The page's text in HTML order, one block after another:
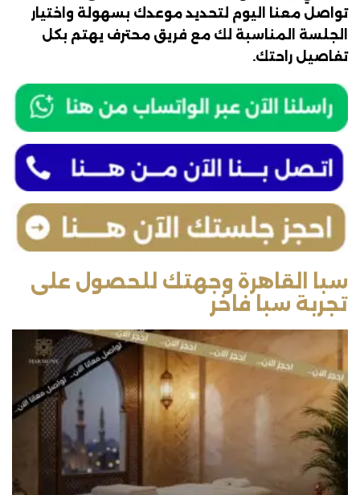
تواصل معنا اليوم لتحديد موعدك بسهولة واختيار
الجلسة المناسبة لك مع فريق محترف يهتم بكل
تفاصيل راحتك.
سبا القاهرة وجهتك للحصول على
تجربة سبا فاخر